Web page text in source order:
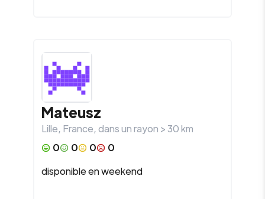
Mateusz
Lille, France, dans un rayon >30km
0
0 0
0
disponible en weekend